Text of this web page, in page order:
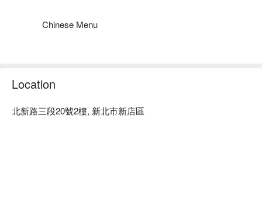
Chinese Menu
Location
北新路三段20號2樓, 新北市新店區